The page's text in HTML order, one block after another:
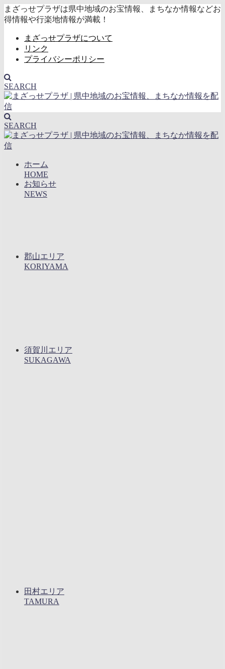
まざっせプラザは県中地域のお宝情報、まちなか情報などお
得情報や行楽地情報が満載！
まざっせプラザについて
リンク
プライバシーポリシー
SEARCH
SEARCH
ホーム
HOME
お知らせ
NEWS
郡山エリア
KORIYAMA
須賀川エリア
SUKAGAWA
田村エリア
TAMURA